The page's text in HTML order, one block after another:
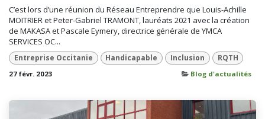
C’est lors d’une réunion du Réseau Entreprendre que Louis-Achille
MOITRIER et Peter-Gabriel TRAMONT, lauréats 2021 avec la création
de MAKASA et Pascale Eymery, directrice générale de YMCA
SERVICES OC...
Entreprise Occitanie Handicapable Inclusion RQTH
27 févr. 2023 Blog d'actualités